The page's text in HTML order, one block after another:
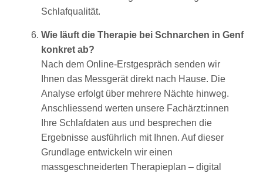
Schlafqualität.
Wie läuft die Therapie bei Schnarchen in Genf
konkret ab?
Nach dem Online-Erstgespräch senden wir
Ihnen das Messgerät direkt nach Hause. Die
Analyse erfolgt über mehrere Nächte hinweg.
Anschliessend werten unsere Fachärzt:innen
Ihre Schlafdaten aus und besprechen die
Ergebnisse ausführlich mit Ihnen. Auf dieser
Grundlage entwickeln wir einen
massgeschneiderten Therapieplan – digital